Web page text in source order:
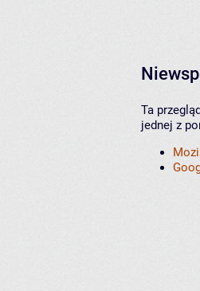
Ta
jednej z